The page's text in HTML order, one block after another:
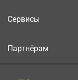
Сервисы
Партнёрам